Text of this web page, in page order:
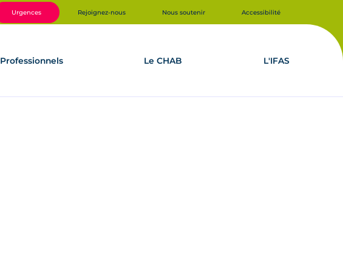
Urgences Rejoignez-nous Nous soutenir Accessibilité
Professionnels Le CHAB L'IFAS